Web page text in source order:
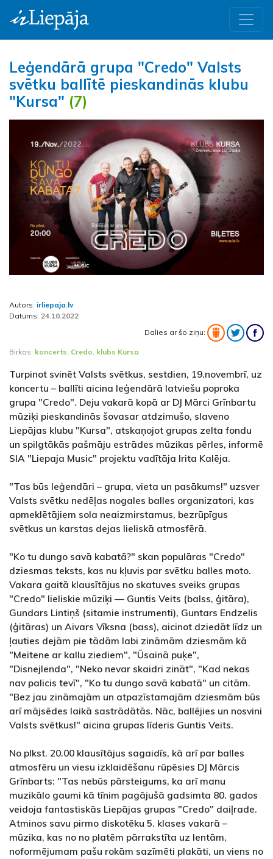
Leģendārā grupa "Credo" Valsts
svētku ballītē pieskandinās klubu
"Kursa" (7)
Autors: irliepaja.lv
Datums: 24.10.2022
Dalies ar šo ziņu:
Birkas: koncerts, Credo, klubs Kursa
Turpinot svinēt Valsts svētkus, sestdien, 19.novembrī, uz
koncertu – ballīti aicina leģendārā latviešu poproka
grupa "Credo". Deju vakarā kopā ar DJ Mārci Grīnbartu
mūziķi pieskandinās šovasar atdzimušo, slaveno
Liepājas klubu "Kursa", atskaņojot grupas zelta fondu
un spilgtākās pašmāju estrādes mūzikas pērles, informē
SIA "Liepaja Music" projektu vadītāja Irita Kalēja.
"Tas būs leģendāri – grupa, vieta un pasākums!" uzsver
Valsts svētku nedēļas nogales balles organizatori, kas
apmeklētājiem sola neaizmirstamus, bezrūpīgus
svētkus un karstas dejas lieliskā atmosfērā.
"Ko tu dungo savā kabatā?" skan populāras "Credo"
dziesmas teksts, kas nu kļuvis par svētku balles moto.
Vakara gaitā klausītājus no skatuves sveiks grupas
"Credo" lieliskie mūziķi — Guntis Veits (balss, ģitāra),
Gundars Lintiņš (sitamie instrumenti), Guntars Endzelis
(ģitāras) un Aivars Vīksna (bass), aicinot dziedāt līdz un
ļauties dejām pie tādām labi zināmām dziesmām kā
"Meitene ar kallu ziediem", "Ūsainā puķe",
"Disnejlenda", "Neko nevar skaidri zināt", "Kad nekas
nav palicis tevī", "Ko tu dungo savā kabatā" un citām.
"Bez jau zināmajām un atpazīstamajām dziesmām būs
arī mājsēdes laikā sastrādātās. Nāc, ballējies un nosvini
Valsts svētkus!" aicina grupas līderis Guntis Veits.
No plkst. 20.00 klausītājus sagaidīs, kā arī par balles
atmosfēru un viesu izklaidēšanu rūpēsies DJ Mārcis
Grīnbarts: "Tas nebūs pārsteigums, ka arī manu
muzikālo gaumi kā tīnim pagājušā gadsimta 80. gados
veidoja fantastiskās Liepājas grupas "Credo" daiļrade.
Atminos savu pirmo diskotēku 5. klases vakarā –
mūzika, kas no no platēm pārrakstīta uz lentām,
noformējumam pašu rokām sazīmēti plakāti, un viens no